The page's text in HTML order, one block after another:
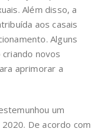
Além disso, a
aos casais
Alguns
novos
aprimorar a
um
De acordo com